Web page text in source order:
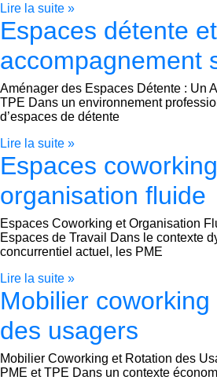
Lire la suite »
Espaces détente et
accompagnement
Aménager des Espaces Détente : Un
TPE Dans un environnement
d’espaces de détente
Lire la suite »
Espaces
organisation fluide
Espaces Coworking et Organisation
Espaces de Travail Dans le contexte
concurrentiel actuel, les PME
Lire la suite »
Mobilier
des usagers
Mobilier Coworking et Rotation des
PME et TPE Dans un contexte